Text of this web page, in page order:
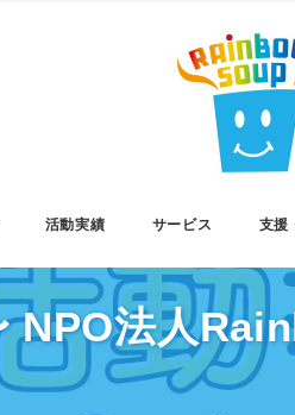
活動実績 サービス 支援
NPO法人